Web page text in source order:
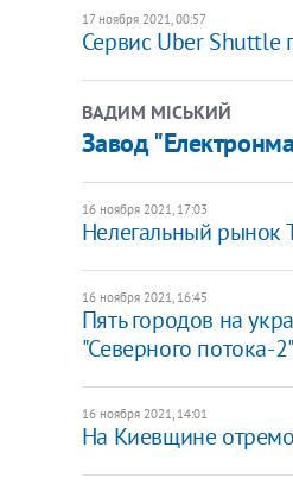
17 ноября 2021, 00:57
Сервис Uber Shuttle
ВАДИМ МІСЬКИЙ
Завод
16 ноября 2021, 17:03
Нелегальный рынок
16 ноября 2021, 16:45
Пять городов на
"Северного потока-
16 ноября 2021, 14:01
На Киевщине